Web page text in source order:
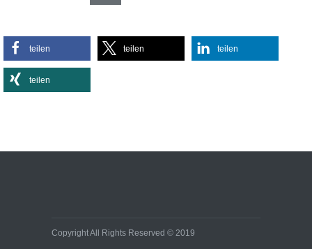
Sportlich, aber stylisch:
So kombinieren Sie
Effiziente
teilen teilen teilen
teilen
Copyright All Rights Reserved © 2019